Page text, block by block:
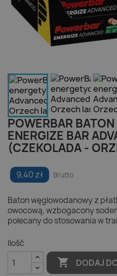
POWERBAR
ENERGIZE BAR
(CZEKOLADA -
9,40 zł Brutto
Baton węglowodanowy z
owocową, wzbogacony
polecany do stosowania w
Ilość
 DODAJ